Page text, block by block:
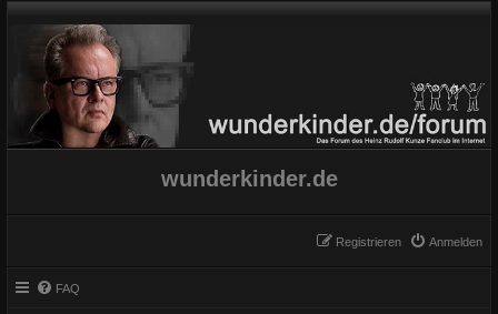
wunderkinder.de
Anmelden
Registrieren
FAQ